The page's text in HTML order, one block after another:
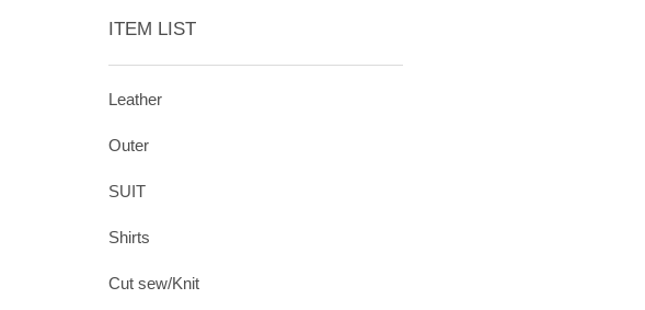
ITEM LIST
Leather
Outer
SUIT
Shirts
Cut sew/Knit